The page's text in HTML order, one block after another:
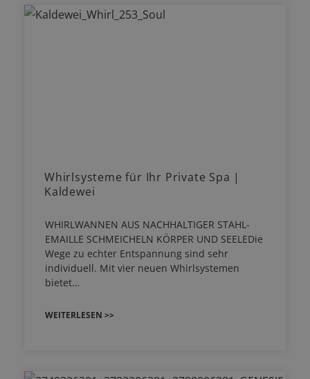
Whirlsysteme für Ihr Private Spa |
Kaldewei
WHIRLWANNEN AUS NACHHALTIGER STAHL-
EMAILLE SCHMEICHELN KÖRPER UND SEELEDie
Wege zu echter Entspannung sind sehr
individuell. Mit vier neuen Whirlsystemen
bietet…
WEITERLESEN >>